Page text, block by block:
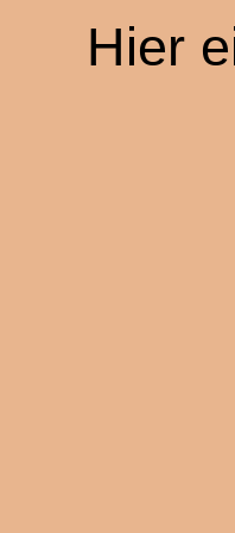
Hier